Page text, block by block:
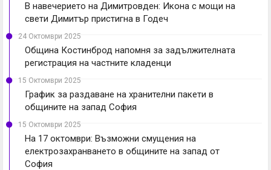
В навечерието на Димитровден: Икона с мощи на
свети Димитър пристигна в Годеч
24 Октомври 2025
Община Костинброд напомня за задължителната
регистрация на частните кладенци
15 Октомври 2025
График за раздаване на хранителни пакети в
общините на запад София
15 Октомври 2025
На 17 октомври: Възможни смущения на
електрозахранването в общините на запад от
София